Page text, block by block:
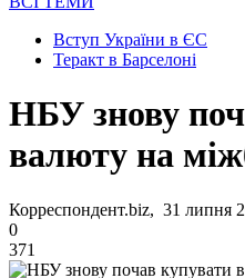
Вступ України в ЄС
Теракт в Барселоні
НБУ знову
валюту на
Корреспондент.biz, 31 липня
0
371